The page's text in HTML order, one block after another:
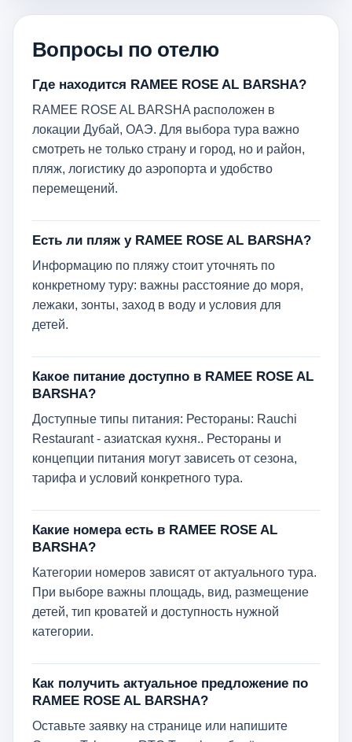
Вопросы по отелю
Где находится RAMEE ROSE AL BARSHA?
RAMEE ROSE AL BARSHA расположен в
локации Дубай, ОАЭ. Для выбора тура важно
смотреть не только страну и город, но и район,
пляж, логистику до аэропорта и удобство
перемещений.
Есть ли пляж у RAMEE ROSE AL BARSHA?
Информацию по пляжу стоит уточнять по
конкретному туру: важны расстояние до моря,
лежаки, зонты, заход в воду и условия для
детей.
Какое питание доступно в RAMEE ROSE AL
BARSHA?
Доступные типы питания: Рестораны: Rauchi
Restaurant - азиатская кухня.. Рестораны и
концепции питания могут зависеть от сезона,
тарифа и условий конкретного тура.
Какие номера есть в RAMEE ROSE AL
BARSHA?
Категории номеров зависят от актуального тура.
При выборе важны площадь, вид, размещение
детей, тип кроватей и доступность нужной
категории.
Как получить актуальное предложение по
RAMEE ROSE AL BARSHA?
Оставьте заявку на странице или напишите